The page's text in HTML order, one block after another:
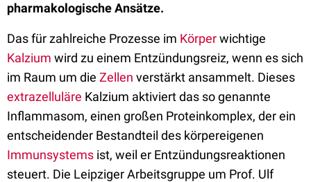
pharmakologische Ansätze.
Das für zahlreiche Prozesse im Körperwichtige
Kalzium wird zu einem Entzündungsreiz, wenn es sich
im Raum um die Zellen verstärkt ansammelt. Dieses
extrazelluläre Kalzium aktiviert das so genannte
Inflammasom, einen großen Proteinkomplex, der ein
entscheidender Bestandteil des körpereigenen
Immunsystems ist, weil er Entzündungsreaktionen
steuert. Die Leipziger Arbeitsgruppe um Prof. Ulf